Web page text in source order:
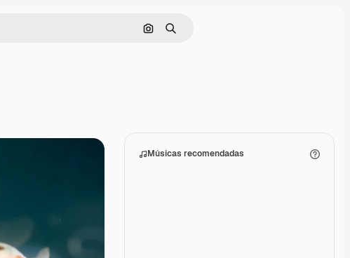
Pesquisar por imagem
Buscar
Músicas recomendadas